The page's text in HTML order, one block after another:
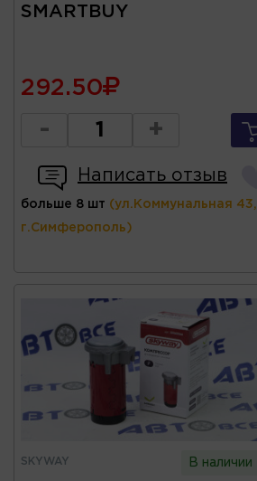
SMARTBUY
292.50
- +
Написать отзыв
больше 8 шт (ул.Коммунальная 43,
г.Симферополь)
SKYWAY В наличии